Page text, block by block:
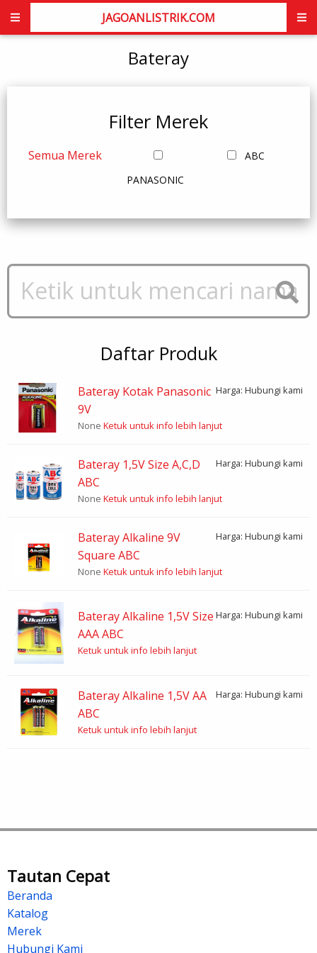
JAGOANLISTRIK.COM
Bateray
Filter Merek
Semua Merek
PANASONIC
ABC
Daftar Produk
Bateray Kotak Panasonic
9V
Harga: Hubungi kami
None Ketuk untuk info lebih lanjut
Bateray 1,5V Size A,C,D
ABC
Harga: Hubungi kami
None Ketuk untuk info lebih lanjut
Bateray Alkaline 9V
Square ABC
Harga: Hubungi kami
None Ketuk untuk info lebih lanjut
Bateray Alkaline 1,5V Size
AAA ABC
Harga: Hubungi kami
Ketuk untuk info lebih lanjut
Bateray Alkaline 1,5V AA
ABC
Harga: Hubungi kami
Ketuk untuk info lebih lanjut
Tautan Cepat
Beranda
Katalog
Merek
Hubungi Kami